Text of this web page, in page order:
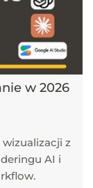
w 2026
wizualizacji z
AI i